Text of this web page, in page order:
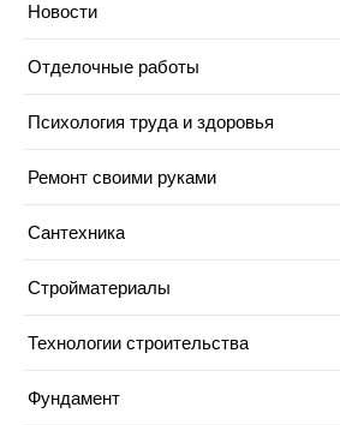
Новости
Отделочные работы
Психология труда и здоровья
Ремонт своими руками
Сантехника
Стройматериалы
Технологии строительства
Фундамент